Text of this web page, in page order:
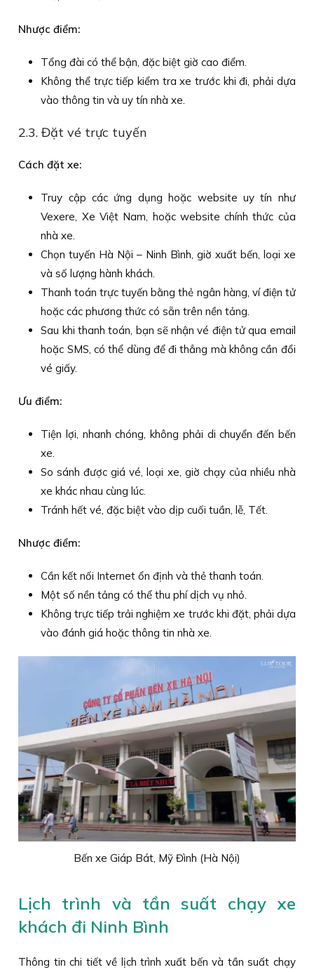
Nhược điểm:
Tổng đài có thể bận, đặc biệt giờ cao điểm.
Không thể trực tiếp kiểm tra xe trước khi đi, phải dựa
vào thông tin và uy tín nhà xe.
2.3. Đặt vé trực tuyến
Cách đặt xe:
Truy cập các ứng dụng hoặc website uy tín như
Vexere, Xe Việt Nam, hoặc website chính thức của
nhà xe.
Chọn tuyến Hà Nội – Ninh Bình, giờ xuất bến, loại xe
và số lượng hành khách.
Thanh toán trực tuyến bằng thẻ ngân hàng, ví điện tử
hoặc các phương thức có sẵn trên nền tảng.
Sau khi thanh toán, bạn sẽ nhận vé điện tử qua email
hoặc SMS, có thể dùng để đi thẳng mà không cần đổi
vé giấy.
Ưu điểm:
Tiện lợi, nhanh chóng, không phải di chuyển đến bến
xe.
So sánh được giá vé, loại xe, giờ chạy của nhiều nhà
xe khác nhau cùng lúc.
Tránh hết vé, đặc biệt vào dịp cuối tuần, lễ, Tết.
Nhược điểm:
Cần kết nối Internet ổn định và thẻ thanh toán.
Một số nền tảng có thể thu phí dịch vụ nhỏ.
Không trực tiếp trải nghiệm xe trước khi đặt, phải dựa
vào đánh giá hoặc thông tin nhà xe.
Bến xe Giáp Bát, Mỹ Đình (Hà Nội)
Lịch trình và tần suất chạy xe
khách đi Ninh Bình
Thông tin chi tiết về lịch trình xuất bến và tần suất chạy